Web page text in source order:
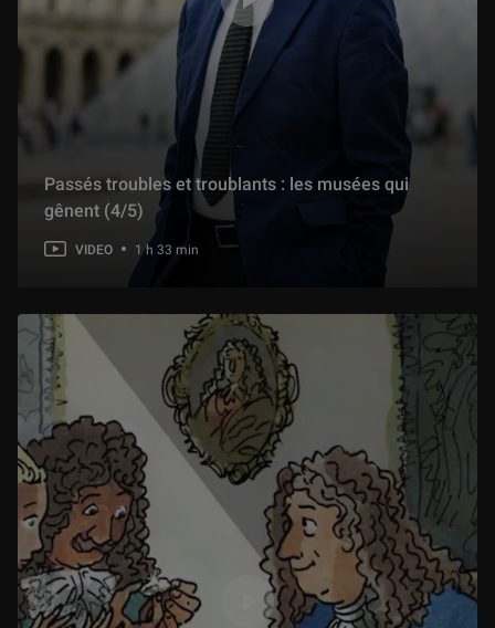
1 h 00 min
La Tabatière Choiseul
L'Œuvre en scène : « Marine Terrace » de Victor Hugo
55 min
« La Vierge à l'Enfant » de Michel Colombe
« La maquette du complexe du Saint-Sépulcre de Jérusalem »
58 min
« Le reliquaire de la Sainte Couronne d’épines » de Viollet-le-Duc
57 min
« La Statue d'Ebih-Il »
54 min
Passés troubles et troublants : les musées qui
gênent (4/5)
VIDEO 1 h 33 min